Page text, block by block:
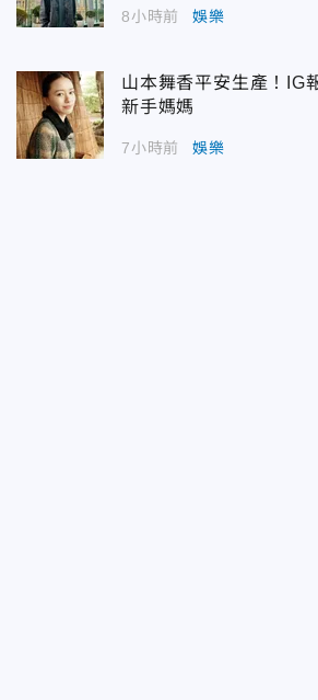
8小時前 娛樂
山本舞香平安生產！
新手媽媽
7小時前 娛樂